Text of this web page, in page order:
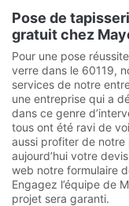
Pose de
gratuit chez
Pour une pose
verre dans le 60119,
services de notre
une entreprise qui a
dans ce genre
tous ont été ravi de
aussi profiter de notre
aujourd’hui votre
web notre formulaire
Engagez l’équipe de
projet sera garanti.